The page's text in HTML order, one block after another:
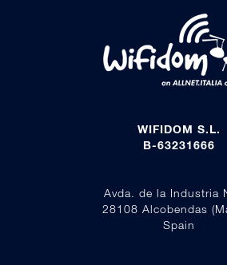
WIFIDOM S.L.
B-63231666
Avda. de la Industria
28108 Alcobendas
Spain